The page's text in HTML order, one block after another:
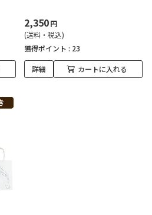
2,350円
(送料・税込)
獲得ポイント : 23
詳細 カートに入れる